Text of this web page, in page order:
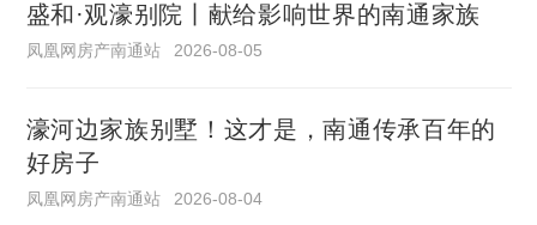
盛和·观濠别院丨献给影响世界的南通家族
凤凰网房产南通站 2026-08-05
濠河边家族别墅！这才是，南通传承百年的
好房子
凤凰网房产南通站 2026-08-04